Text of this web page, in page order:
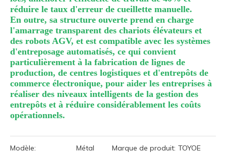
réduire le taux d'erreur de cueillette manuelle.
En outre, sa structure ouverte prend en charge
l'amarrage transparent des chariots élévateurs et
des robots AGV, et est compatible avec les systèmes
d'entreposage automatisés, ce qui convient
particulièrement à la fabrication de lignes de
production, de centres logistiques et d'entrepôts de
commerce électronique, pour aider les entreprises à
réaliser des niveaux intelligents de la gestion des
entrepôts et à réduire considérablement les coûts
opérationnels.
Modèle: Métal Marque de produit: TOYOE